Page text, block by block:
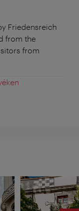
Friedensreich
from the
from